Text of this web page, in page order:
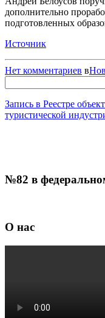
дополнительно
подготовленных
Источник
Нет комментариев в
Запись в Реестре
туристической
№82 в
О нас